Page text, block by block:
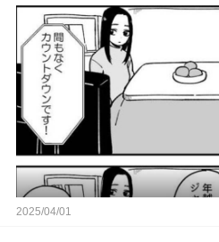
2025/04/01